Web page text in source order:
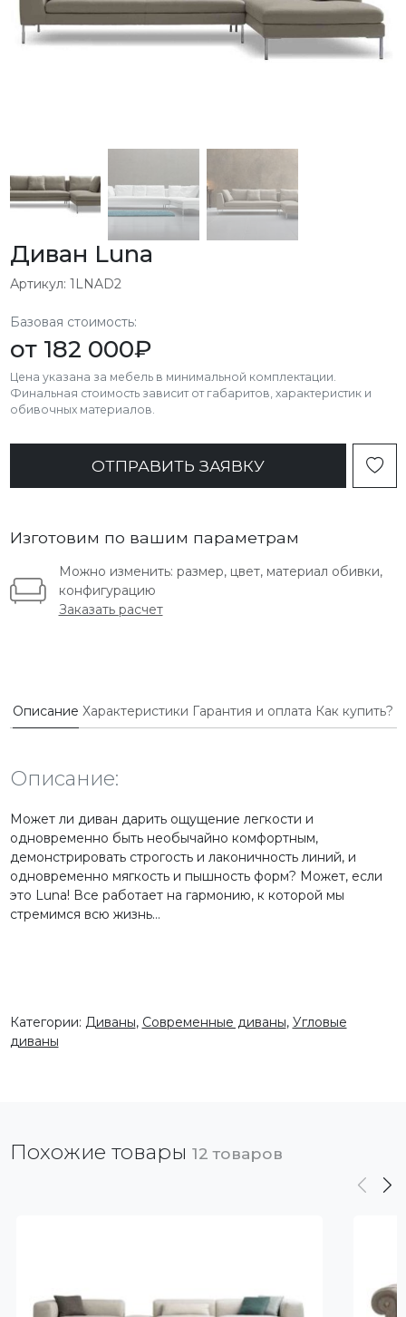
Диван Luna
Артикул: 1LNAD2
Базовая стоимость:
от 182 000₽
Цена указана за мебель в минимальной комплектации.
Финальная стоимость зависит от габаритов, характеристик и
обивочных материалов.
ОТПРАВИТЬ ЗАЯВКУ
Изготовим по вашим параметрам
Можно изменить: размер, цвет, материал обивки,
конфигурацию
Заказать расчет
Описание Характеристики Гарантия и оплата Как купить?
Описание:
Может ли диван дарить ощущение легкости и
одновременно быть необычайно комфортным,
демонстрировать строгость и лаконичность линий, и
одновременно мягкость и пышность форм? Может, если
это Luna! Все работает на гармонию, к которой мы
стремимся всю жизнь…
Категории: Диваны, Современные диваны, Угловые
диваны
Похожие товары 12 товаров